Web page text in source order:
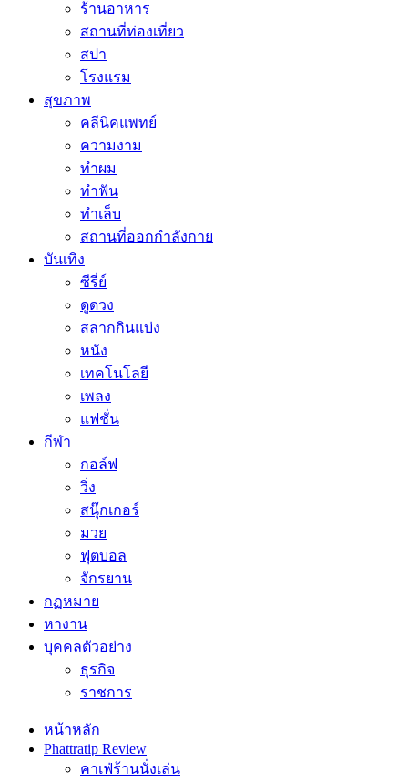
ร้านอาหาร
สถานที่ท่องเที่ยว
สปา
โรงแรม
สุขภาพ
คลีนิคแพทย์
ความงาม
ทำผม
ทำฟัน
ทำเล็บ
สถานที่ออกกำลังกาย
บันเทิง
ซีรี่ย์
ดูดวง
สลากกินแบ่ง
หนัง
เทคโนโลยี
เพลง
แฟชั่น
กีฬา
กอล์ฟ
วิ่ง
สนุ๊กเกอร์
มวย
ฟุตบอล
จักรยาน
กฏหมาย
หางาน
บุคคลตัวอย่าง
ธุรกิจ
ราชการ
หน้าหลัก
Phattratip Review
คาเฟ่ร้านนั่งเล่น